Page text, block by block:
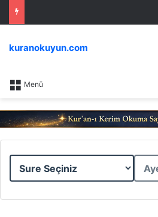
Menü
kuranokuyun.com
Sure
Ayet